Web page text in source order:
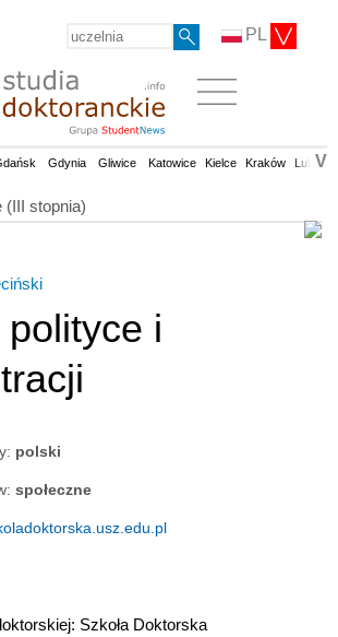
PL
Gdynia Gliwice Katowice Kielce Kraków Lublin
V
(III stopnia)
i
polski
społeczne
Szkoła Doktorska